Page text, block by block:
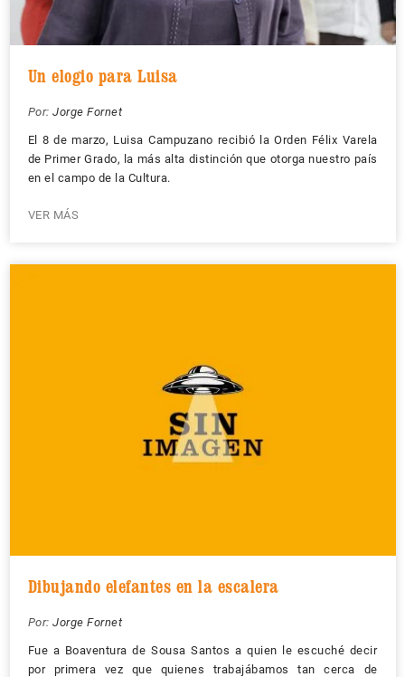
Un elogio para Luisa
Por: Jorge Fornet
El 8 de marzo, Luisa Campuzano recibió la Orden Félix Varela
de Primer Grado, la más alta distinción que otorga nuestro país
en el campo de la Cultura.
VER MÁS
Dibujando elefantes en la escalera
Por: Jorge Fornet
Fue a Boaventura de Sousa Santos a quien le escuché decir
por primera vez que quienes trabajábamos tan cerca de